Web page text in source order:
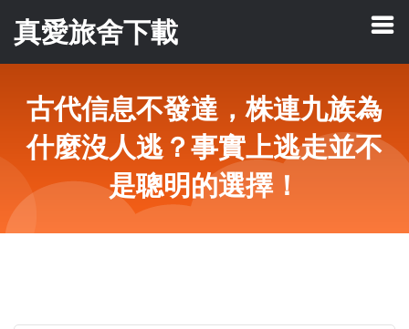
真愛旅舍下載
古代信息不發達，株連九族為
什麼沒人逃？事實上逃走並不
是聰明的選擇！